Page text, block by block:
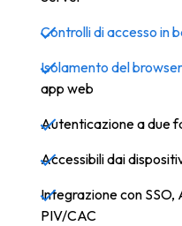
Controlli di accesso in
Isolamento del
app web
Autenticazione a due
Accessibili dai
Integrazione con
PIV/CAC